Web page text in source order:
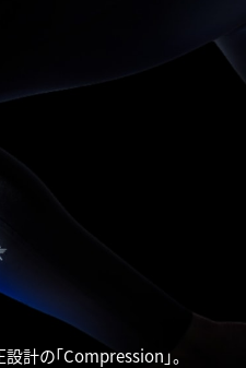
計の「Compression」。